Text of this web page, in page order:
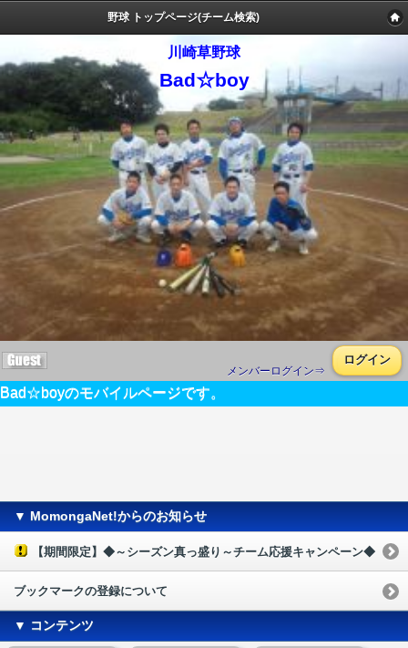
野球 トップページ(チーム検索)
川崎草野球
Bad☆boy
メンバーログイン⇒
ログイン
Bad☆boyのモバイルページです。
▼ MomongaNet!からのお知らせ
【期間限定】◆～シーズン真っ盛り～チーム応援キャンペーン◆
ブックマークの登録について
▼ コンテンツ